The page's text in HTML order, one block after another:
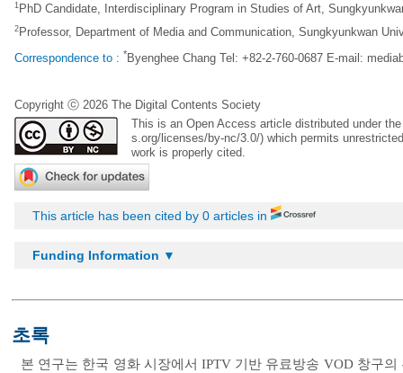
1 PhD Candidate, Interdisciplinary Program in Studies of Art,
2 Professor, Department of Media and Communication, Sungkyunkwan
Correspondence to : *Byenghee Chang Tel: +82-2-760-0687 E-mail:
Copyright ⓒ 2026 The Digital Contents Society
This is an Open Access article distributed under
s.org/licenses/by-nc/3.0/) which permits
work is properly cited.
This article has been cited by 0 articles in
Funding Information ▼
초록
본 연구는 한국 영화 시장에서 IPTV 기반 유료방송 VOD 창구